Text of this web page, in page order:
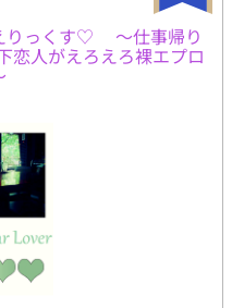
りっくす♡ ～仕事帰り
恋人がえろえろ裸エプロ